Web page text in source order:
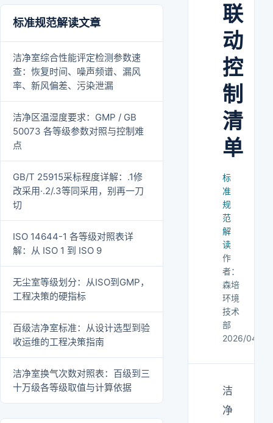
标准规范解读文章
洁净室综合性能评定检测参数速
查：恢复时间、噪声频谱、漏风
率、新风偏差、污染泄漏
洁净区温湿度要求：GMP / GB
50073 各等级参数对照与控制难
点
GB/T 25915采标程度详解：.1修
改采用·.2/.3等同采用，别再一刀
切
ISO 14644-1 各等级对照表详
解：从 ISO 1 到 ISO 9
无尘室等级划分：从ISO到GMP，
工程决策的硬指标
百级洁净室标准：从设计选型到验
收运维的工程决策指南
洁净室换气次数对照表：百级到三
十万级各等级取值与计算依据
联
动
控
制
清
单
标
准
规
范
解
读
作
者：
森培
环境
技术
部
2026/04/08
洁
净